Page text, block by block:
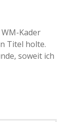
Kader
Titel holte.
soweit ich